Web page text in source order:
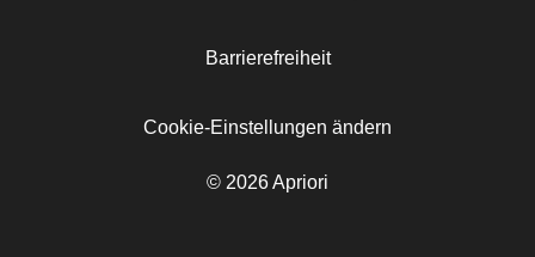
© 2026 Apriori
Barrierefreiheit
Cookie-Einstellungen ändern